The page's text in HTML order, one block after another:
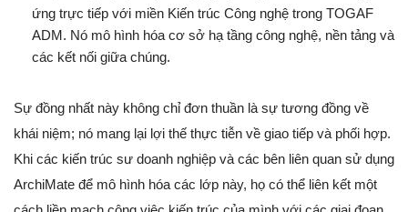
ứng trực tiếp với miền Kiến trúc Công nghệ trong TOGAF
ADM. Nó mô hình hóa cơ sở hạ tầng công nghệ, nền tảng và
các kết nối giữa chúng.
Sự đồng nhất này không chỉ đơn thuần là sự tương đồng về
khái niệm; nó mang lại lợi thế thực tiễn về giao tiếp và phối hợp.
Khi các kiến trúc sư doanh nghiệp và các bên liên quan sử dụng
ArchiMate để mô hình hóa các lớp này, họ có thể liên kết một